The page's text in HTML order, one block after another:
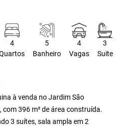
4
5
Banheiro
4
Vagas
3
Suite
à venda no Jardim São
com 396 m² de área construída.
3 suítes, sala ampla em 2